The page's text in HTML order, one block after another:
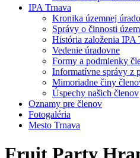
IPA Trnava
Kronika územnej
Správy o činnosti
História založenia IPA
Vedenie úradovne
Formy a podmienky
Informatívne správy z
Mimoriadne činy
Úspechy našich členov
Oznamy pre členov
Fotogaléria
Mesto Trnava